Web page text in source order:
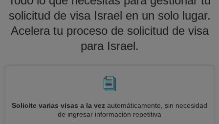
solicitud de visa Israel en un solo lugar.
Acelera tu proceso de solicitud de visa
para Israel.
Solicite varias visas a la vez automáticamente, sin necesidad
de ingresar información repetitiva